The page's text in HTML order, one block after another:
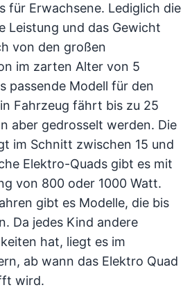
für Erwachsene. Lediglich die
Leistung und das Gewicht
von den großen
im zarten Alter von 5
passende Modell für den
Fahrzeug fährt bis zu 25
aber gedrosselt werden. Die
im Schnitt zwischen 15 und
Elektro-Quads gibt es mit
von 800 oder 1000 Watt.
gibt es Modelle, die bis
Da jedes Kind andere
hat, liegt es im
ab wann das Elektro Quad
wird.